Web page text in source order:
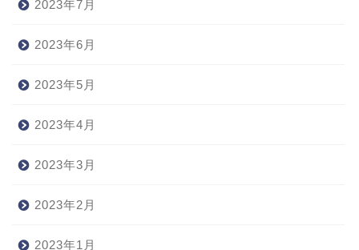
2023年7月
2023年6月
2023年5月
2023年4月
2023年3月
2023年2月
2023年1月